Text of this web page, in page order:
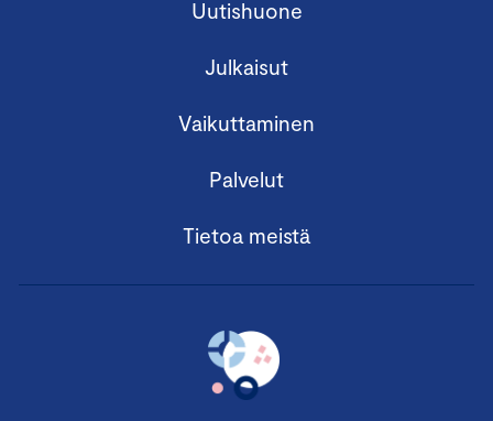
Uutishuone
Julkaisut
Vaikuttaminen
Palvelut
Tietoa meistä